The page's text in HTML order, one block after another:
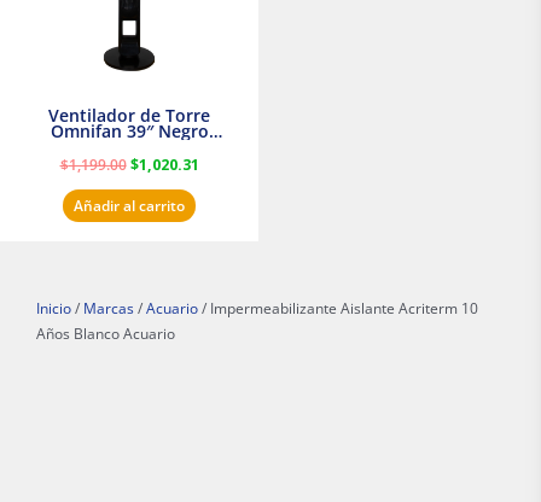
Ventilador de Torre
Omnifan 39″ Negro
$1,199.00 $1,020.31
Añadir al carrito
Inicio / Marcas / Acuario / Impermeabilizante Aislante Acriterm 10
Años Blanco Acuario